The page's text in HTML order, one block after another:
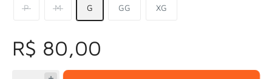
P M G GG XG
R$ 80,00